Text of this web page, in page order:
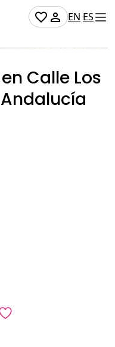
EN ES
Calle Los